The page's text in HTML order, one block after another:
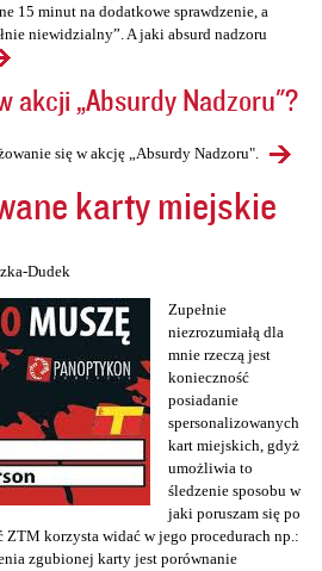
15 minut na dodatkowe sprawdzenie, a
niewidzialny”. A jaki absurd nadzoru
akcji „Absurdy Nadzoru"?
się w akcję „Absurdy Nadzoru".
karty miejskie
Dudek
Zupełnie
niezrozumiałą dla
mnie rzeczą jest
konieczność
posiadanie
spersonalizowanych
kart miejskich, gdyż
umożliwia to
śledzenie sposobu w
jaki poruszam się po
ZTM korzysta widać w jego procedurach np.:
zgubionej karty jest porównanie